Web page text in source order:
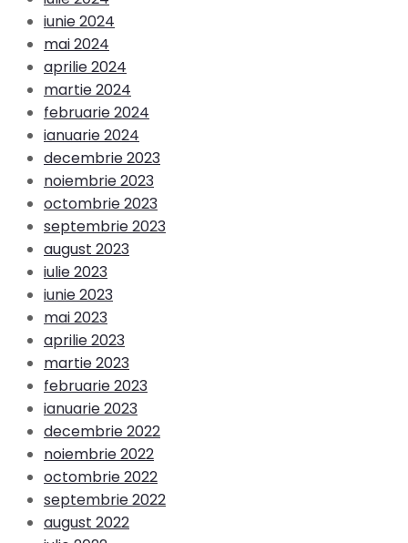
iunie 2024
mai 2024
aprilie 2024
martie 2024
februarie 2024
ianuarie 2024
decembrie 2023
noiembrie 2023
octombrie 2023
septembrie 2023
august 2023
iulie 2023
iunie 2023
mai 2023
aprilie 2023
martie 2023
februarie 2023
ianuarie 2023
decembrie 2022
noiembrie 2022
octombrie 2022
septembrie 2022
august 2022